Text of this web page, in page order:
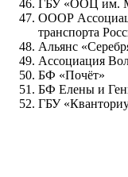
ГБУ «ООЦ им.
ОООР
транспорта
Альянс
Ассоциация
БФ «Почёт»
БФ Елены и
ГБУ